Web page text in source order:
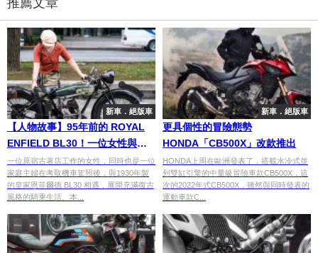
推薦文章
新車．絕版車
【人物故事】95年前的 ROYAL
ENFIELD BL30！一位女性與
1930年英國老車的復古生活
一位原宿古著店工作的女性，同時也是一位
家庭主婦在考取機車駕照後，與1930年製
的皇家恩菲爾德 BL30 相遇，展開充滿復古
風格的騎乘生活。本...
新車．絕版車
更具個性的冒險態勢
HONDA「CB500X」改款推出
HONDA上周在歐洲發表了，搭載水冷式並
列雙缸引擎的中量級冒險車款CB500X，這
次的2022年式CB500X，雖然與同時發表的
運動車款C...